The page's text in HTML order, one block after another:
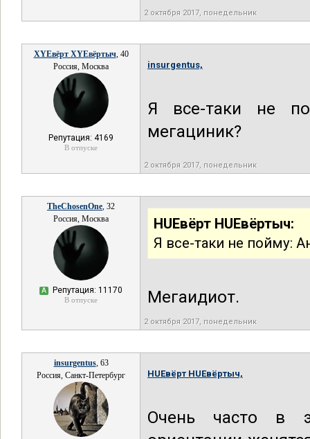
2 октября 2017, понедельник
XYEвёрт XYEвёртыч, 40
Россия, Москва
Репутация: 4169
В отпуске
insurgentus,
Я все-таки не
мегациник?
2 октября 2017, понедельник
TheChosenOne, 32
Россия, Москва
А Репутация: 11170
В отпуске
HUEвёрт HUEвёртыч:
Я все-таки не пойму:
Мегаидиот.
2 октября 2017, понедельник
insurgentus, 63
Россия, Санкт-Петербург
HUEвёрт HUEвёртыч,
Очень часто в